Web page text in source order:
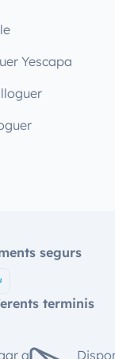
Yescapa
segurs
terminis
a